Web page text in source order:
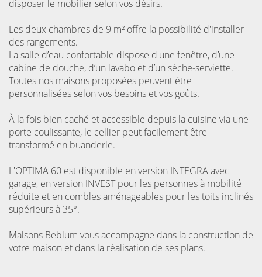
disposer le mobilier selon vos désirs.
Les deux chambres de 9 m² offre la possibilité d'installer
des rangements.
La salle d’eau confortable dispose d'une fenêtre, d’une
cabine de douche, d’un lavabo et d’un sèche-serviette.
Toutes nos maisons proposées peuvent être
personnalisées selon vos besoins et vos goûts.
À la fois bien caché et accessible depuis la cuisine via une
porte coulissante, le cellier peut facilement être
transformé en buanderie.
L'OPTIMA 60 est disponible en version INTEGRA avec
garage, en version INVEST pour les personnes à mobilité
réduite et en combles aménageables pour les toits inclinés
supérieurs à 35°.
Maisons Bebium vous accompagne dans la construction de
votre maison et dans la réalisation de ses plans.